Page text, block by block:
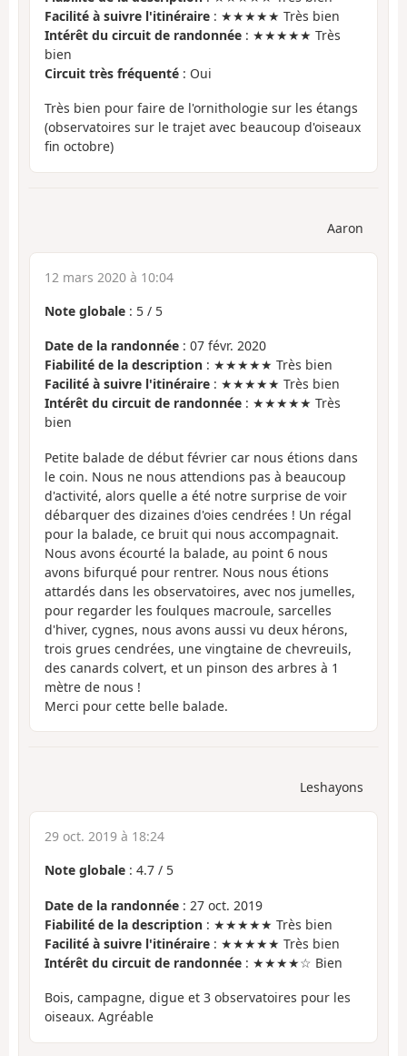
Facilité à suivre l'itinéraire : ★★★★★ Très bien
Intérêt du circuit de randonnée : ★★★★★ Très
bien
Circuit très fréquenté : Oui
Très bien pour faire de l'ornithologie sur les étangs
(observatoires sur le trajet avec beaucoup d'oiseaux
fin octobre)
Aaron
12 mars 2020 à 10:04
Note globale : 5 / 5
Date de la randonnée : 07 févr. 2020
Fiabilité de la description : ★★★★★ Très bien
Facilité à suivre l'itinéraire : ★★★★★ Très bien
Intérêt du circuit de randonnée : ★★★★★ Très
bien
Petite balade de début février car nous étions dans
le coin. Nous ne nous attendions pas à beaucoup
d'activité, alors quelle a été notre surprise de voir
débarquer des dizaines d'oies cendrées ! Un régal
pour la balade, ce bruit qui nous accompagnait.
Nous avons écourté la balade, au point 6 nous
avons bifurqué pour rentrer. Nous nous étions
attardés dans les observatoires, avec nos jumelles,
pour regarder les foulques macroule, sarcelles
d'hiver, cygnes, nous avons aussi vu deux hérons,
trois grues cendrées, une vingtaine de chevreuils,
des canards colvert, et un pinson des arbres à 1
mètre de nous !
Merci pour cette belle balade.
Leshayons
29 oct. 2019 à 18:24
Note globale : 4.7 / 5
Date de la randonnée : 27 oct. 2019
Fiabilité de la description : ★★★★★ Très bien
Facilité à suivre l'itinéraire : ★★★★★ Très bien
Intérêt du circuit de randonnée : ★★★★☆ Bien
Bois, campagne, digue et 3 observatoires pour les
oiseaux. Agréable